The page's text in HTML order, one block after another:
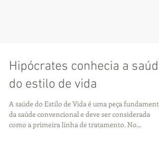
Hipócrates conhecia a saúde
do estilo de vida
A saúde do Estilo de Vida é uma peça
da saúde convencional e deve ser considerada
como a primeira linha de tratamento. No...